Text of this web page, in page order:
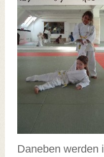
Daneben werden